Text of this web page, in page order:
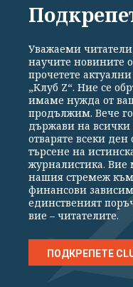
Еврейски
главния
"Банско"
ВСИЧКИ НОВИНИ
СПОРТ КУЛТУРА
Уважаеми
научите новините
прочетете
„Клуб Z“. Ние се
имаме нужда от
продължим. Вече
държави на всички
отваряте всеки
търсене на
журналистика. Вие
нашия стремеж
финансови
единственият
вие – читателите.
ПОДКРЕПЕТЕ